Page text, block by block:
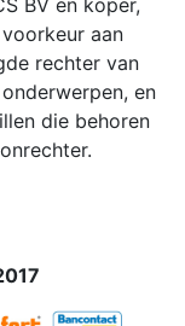
BV en koper,
aan
rechter van
en
die behoren